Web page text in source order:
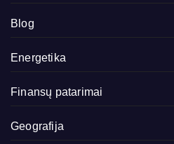
Blog
Energetika
Finansų patarimai
Geografija